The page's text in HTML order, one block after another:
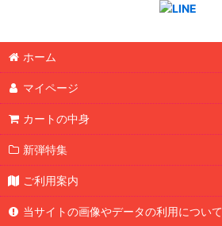
ホーム
マイページ
カートの中身
新弾特集
ご利用案内
当サイトの画像やデータの利用について